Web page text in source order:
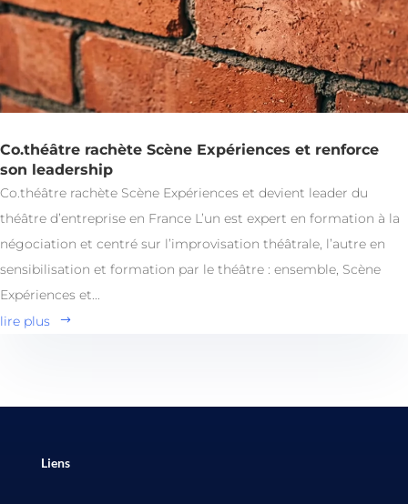
Co.théâtre rachète Scène Expériences et renforce
son leadership
Co.théâtre rachète Scène Expériences et devient leader du
théâtre d’entreprise en France L’un est expert en formation à la
négociation et centré sur l’improvisation théâtrale, l’autre en
sensibilisation et formation par le théâtre : ensemble, Scène
Expériences et...
lire plus
Liens